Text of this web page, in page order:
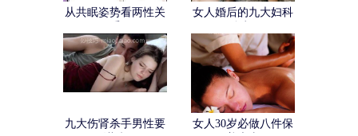
从共眠姿势看两性关
女人婚后的九大妇科
九大伤肾杀手男性要
女人30岁必做八件保